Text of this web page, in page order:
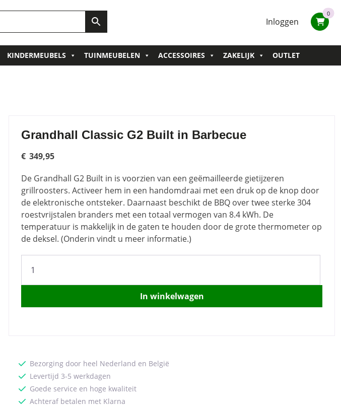
Inloggen
0
KINDERMEUBELS TUINMEUBELEN ACCESSOIRES ZAKELIJK OUTLET
Grandhall Classic G2 Built in Barbecue
€ 349,95
De Grandhall G2 Built in is voorzien van een geëmailleerde gietijzeren
grillroosters. Activeer hem in een handomdraai met een druk op de knop door
de elektronische ontsteker. Daarnaast beschikt de BBQ over twee sterke 304
roestvrijstalen branders met een totaal vermogen van 8.4 kWh. De
temperatuur is makkelijk in de gaten te houden door de grote thermometer op
de deksel. (Onderin vindt u meer informatie.)
Classic
G2
in
In winkelwagen
Bezorging door heel Nederland en België
Levertijd 3-5 werkdagen
Goede service en hoge kwaliteit
Achteraf betalen met Klarna